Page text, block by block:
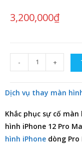
3,200,000₫
- +
Dịch vụ thay màn
Khắc phục sự cố
hình iPhone 12 Pro
hình iPhone dòng